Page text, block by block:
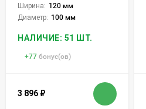
Ширина: 120 мм
Диаметр: 100 мм
НАЛИЧИЕ: 51 ШТ.
+77 бонус(ов)
3 896 ₽